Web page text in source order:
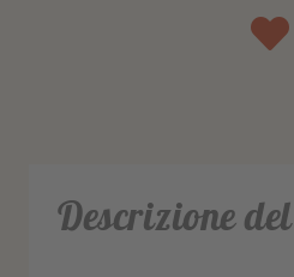
Descrizione del